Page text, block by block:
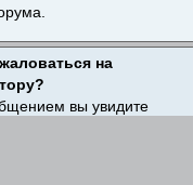
на
вы увидите